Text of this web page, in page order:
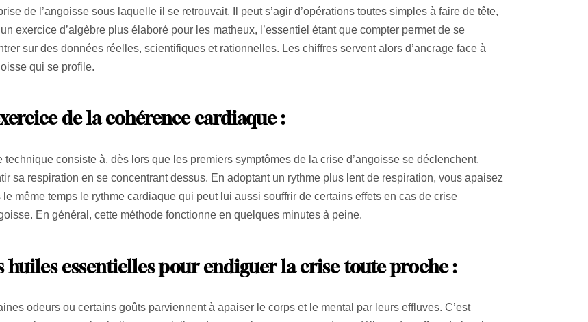
de l’angoisse sous laquelle il se retrouvait. Il peut s’agir d’opérations toutes simples à faire de tête,
exercice d’algèbre plus élaboré pour les matheux, l’essentiel étant que compter permet de se
sur des données réelles, scientifiques et rationnelles. Les chiffres servent alors d’ancrage face à
qui se profile.
de la cohérence cardiaque :
technique consiste à, dès lors que les premiers symptômes de la crise d’angoisse se déclenchent,
sa respiration en se concentrant dessus. En adoptant un rythme plus lent de respiration, vous apaisez
le même temps le rythme cardiaque qui peut lui aussi souffrir de certains effets en cas de crise
En général, cette méthode fonctionne en quelques minutes à peine.
huiles essentielles pour endiguer la crise toute proche :
odeurs ou certains goûts parviennent à apaiser le corps et le mental par leurs effluves. C’est